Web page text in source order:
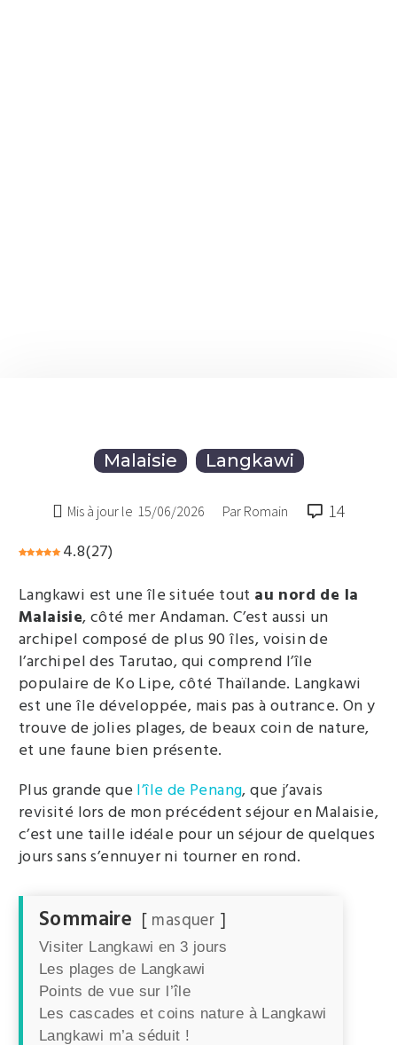
Malaisie Langkawi
 Mis à jour le 15/06/2026 Par Romain
14
4.8(27)
Langkawi est une île située tout au nord de la
Malaisie, côté mer Andaman. C’est aussi un
archipel composé de plus 90 îles, voisin de
l’archipel des Tarutao, qui comprend l’île
populaire de Ko Lipe, côté Thaïlande. Langkawi
est une île développée, mais pas à outrance. On y
trouve de jolies plages, de beaux coin de nature,
et une faune bien présente.
Plus grande que l’île de Penang, que j’avais
revisité lors de mon précédent séjour en Malaisie,
c’est une taille idéale pour un séjour de quelques
jours sans s’ennuyer ni tourner en rond.
Sommaire masquer
Visiter Langkawi en 3 jours
Les plages de Langkawi
Points de vue sur l’île
Les cascades et coins nature à Langkawi
Langkawi m’a séduit !